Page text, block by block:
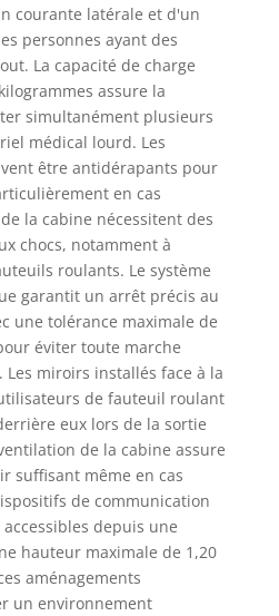
courante latérale et d'un
personnes ayant des
La capacité de charge
assure la
simultanément plusieurs
médical lourd. Les
être antidérapants pour
en cas
la cabine nécessitent des
chocs, notamment à
roulants. Le système
garantit un arrêt précis au
une tolérance maximale de
éviter toute marche
miroirs installés face à la
de fauteuil roulant
eux lors de la sortie
de la cabine assure
suffisant même en cas
de communication
depuis une
hauteur maximale de 1,20
aménagements
un environnement